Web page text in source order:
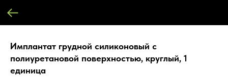
Имплантат грудной силиконовый с
полиуретановой поверхностью, круглый, 1
единица